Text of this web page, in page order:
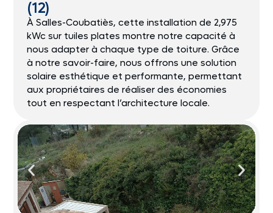
(12)
À Salles-Coubatiès, cette installation de 2,975
kWc sur tuiles plates montre notre capacité à
nous adapter à chaque type de toiture. Grâce
à notre savoir-faire, nous offrons une solution
solaire esthétique et performante, permettant
aux propriétaires de réaliser des économies
tout en respectant l’architecture locale.